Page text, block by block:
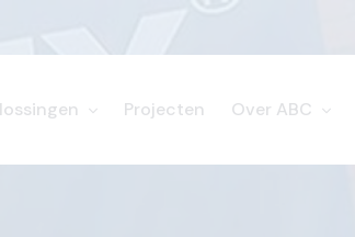
Projecten Over ABC